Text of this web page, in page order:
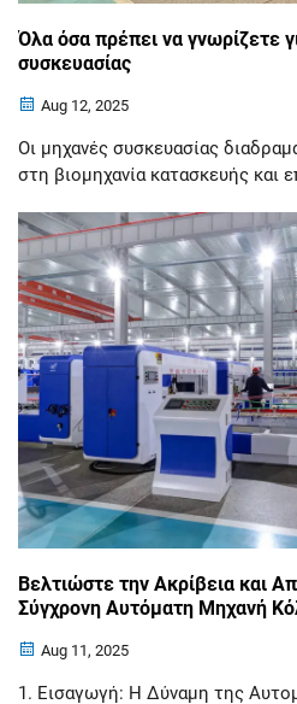
Όλα όσα πρέπει να γνωρίζετε
συσκευασίας
Aug 12, 2025
Οι μηχανές συσκευασίας
στη βιομηχανία κατασκευής και
Αυτό το άρθρο θα παρέχει
σχετικά με τις μηχανές
τους διαφορετικούς τύπους...
Βελτιώστε την Ακρίβεια και
Σύγχρονη Αυτόματη Μηχανή
Aug 11, 2025
1. Εισαγωγή: Η Δύναμη της